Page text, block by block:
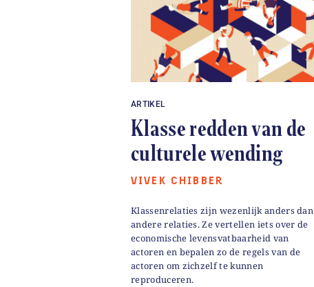
ARTIKEL
Klasse redden van de
culturele wending
VIVEK CHIBBER
Klassenrelaties zijn wezenlijk anders dan
andere relaties. Ze vertellen iets over de
economische levensvatbaarheid van
actoren en bepalen zo de regels van de
actoren om zichzelf te kunnen
reproduceren.